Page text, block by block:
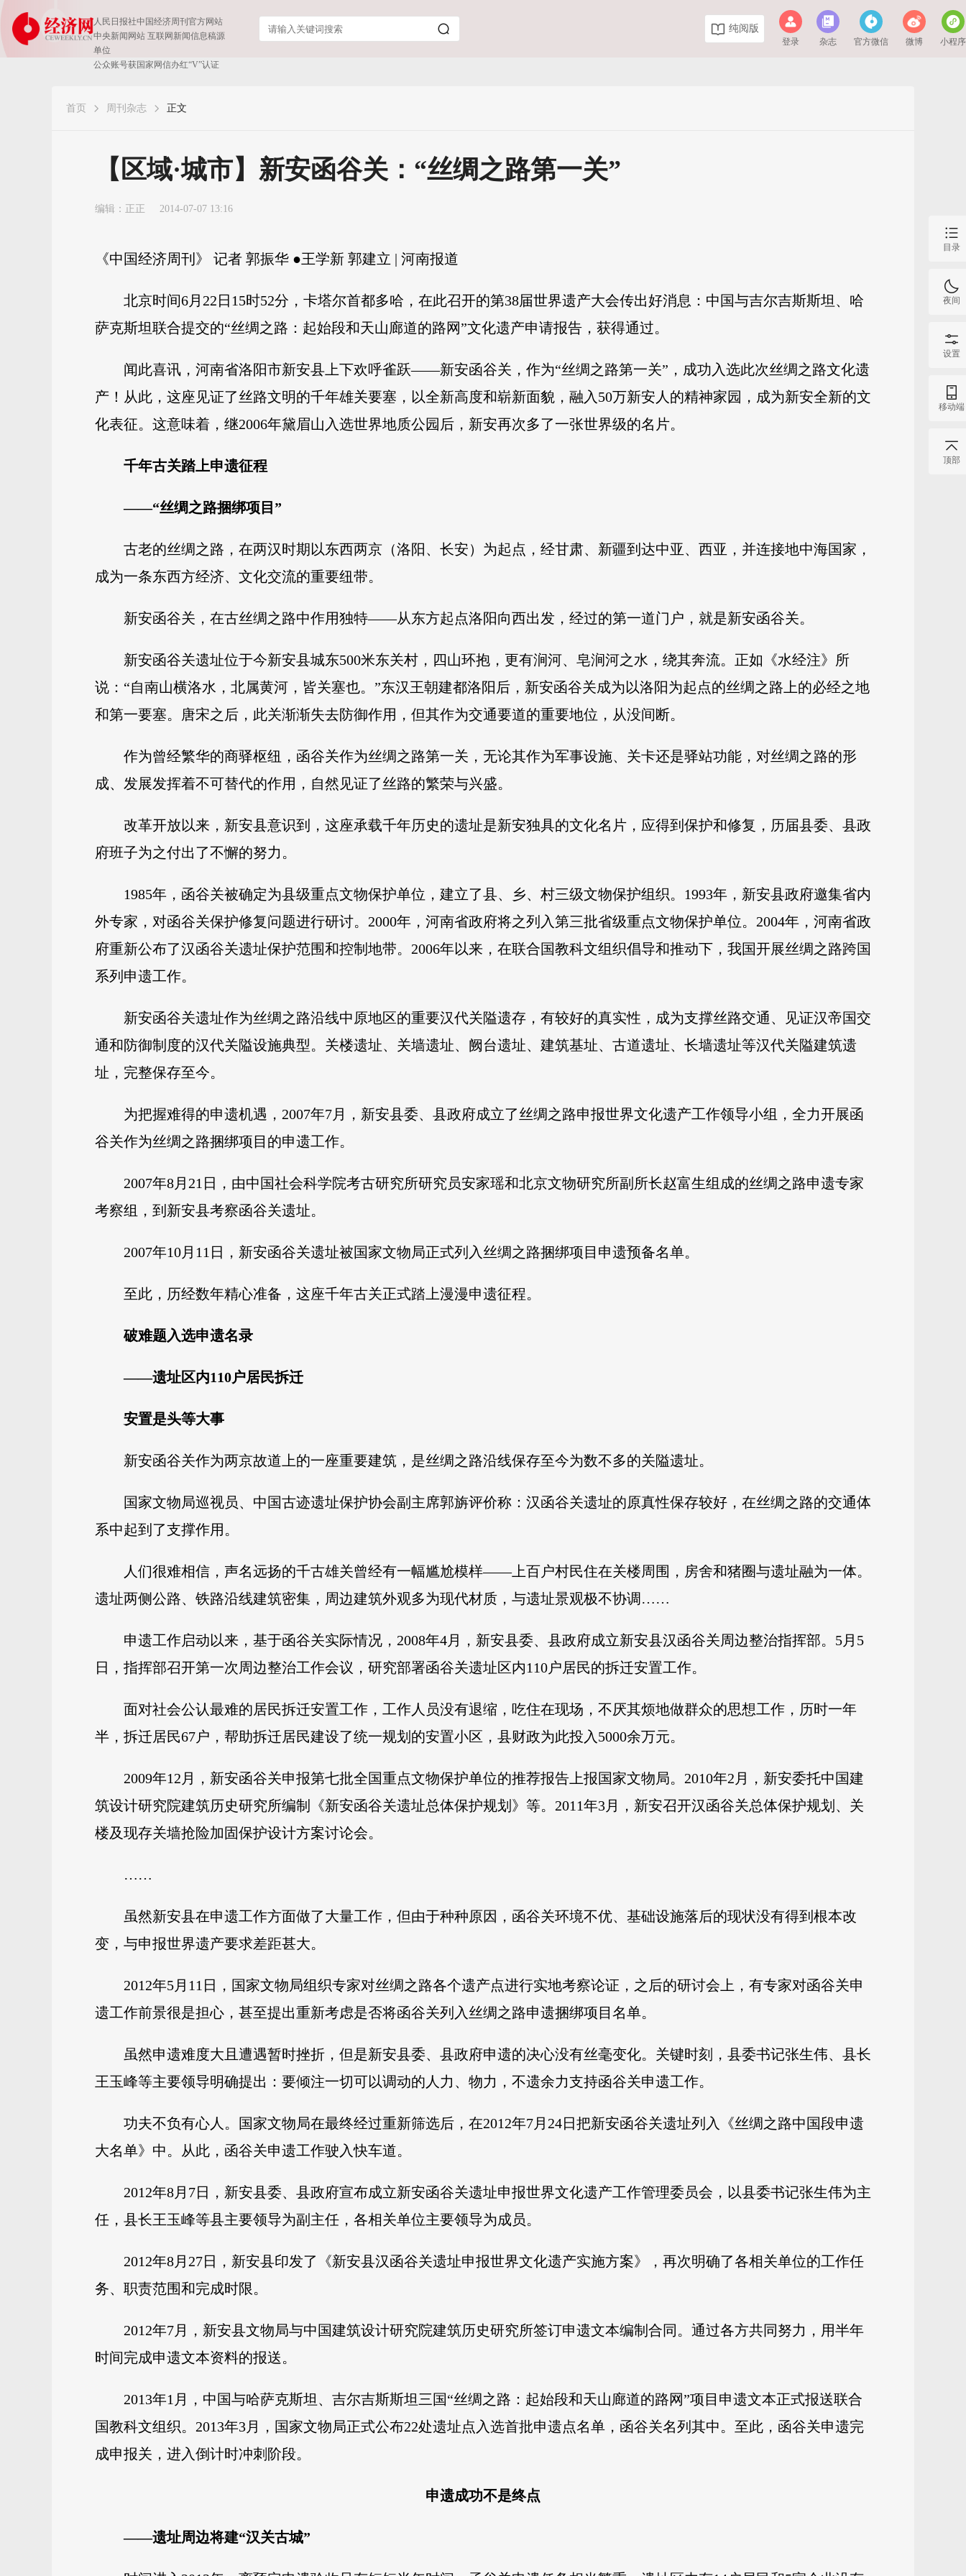
人民日报社中国经济周刊官方网站
中央新闻网站 互联网新闻信息稿源
单位
公众账号获国家网信办红“V”认证
纯阅版
登录 杂志 官方微信 微博 小程序
首页 周刊杂志 正文
【区域·城市】新安函谷关：“丝绸之路第一关”
编辑：正正 2014-07-07 13:16
《中国经济周刊》 记者 郭振华 ●王学新 郭建立 | 河南报道
北京时间6月22日15时52分，卡塔尔首都多哈，在此召开的第38届世界遗产大会传出好消息：中国与吉尔吉斯斯坦、哈
萨克斯坦联合提交的“丝绸之路：起始段和天山廊道的路网”文化遗产申请报告，获得通过。
闻此喜讯，河南省洛阳市新安县上下欢呼雀跃——新安函谷关，作为“丝绸之路第一关”，成功入选此次丝绸之路文化遗
产！从此，这座见证了丝路文明的千年雄关要塞，以全新高度和崭新面貌，融入50万新安人的精神家园，成为新安全新的文
化表征。这意味着，继2006年黛眉山入选世界地质公园后，新安再次多了一张世界级的名片。
千年古关踏上申遗征程
——“丝绸之路捆绑项目”
古老的丝绸之路，在两汉时期以东西两京（洛阳、长安）为起点，经甘肃、新疆到达中亚、西亚，并连接地中海国家，
成为一条东西方经济、文化交流的重要纽带。
新安函谷关，在古丝绸之路中作用独特——从东方起点洛阳向西出发，经过的第一道门户，就是新安函谷关。
新安函谷关遗址位于今新安县城东500米东关村，四山环抱，更有涧河、皂涧河之水，绕其奔流。正如《水经注》所
说：“自南山横洛水，北属黄河，皆关塞也。”东汉王朝建都洛阳后，新安函谷关成为以洛阳为起点的丝绸之路上的必经之地
和第一要塞。唐宋之后，此关渐渐失去防御作用，但其作为交通要道的重要地位，从没间断。
作为曾经繁华的商驿枢纽，函谷关作为丝绸之路第一关，无论其作为军事设施、关卡还是驿站功能，对丝绸之路的形
成、发展发挥着不可替代的作用，自然见证了丝路的繁荣与兴盛。
改革开放以来，新安县意识到，这座承载千年历史的遗址是新安独具的文化名片，应得到保护和修复，历届县委、县政
府班子为之付出了不懈的努力。
1985年，函谷关被确定为县级重点文物保护单位，建立了县、乡、村三级文物保护组织。1993年，新安县政府邀集省内
外专家，对函谷关保护修复问题进行研讨。2000年，河南省政府将之列入第三批省级重点文物保护单位。2004年，河南省政
府重新公布了汉函谷关遗址保护范围和控制地带。2006年以来，在联合国教科文组织倡导和推动下，我国开展丝绸之路跨国
系列申遗工作。
新安函谷关遗址作为丝绸之路沿线中原地区的重要汉代关隘遗存，有较好的真实性，成为支撑丝路交通、见证汉帝国交
通和防御制度的汉代关隘设施典型。关楼遗址、关墙遗址、阙台遗址、建筑基址、古道遗址、长墙遗址等汉代关隘建筑遗
址，完整保存至今。
为把握难得的申遗机遇，2007年7月，新安县委、县政府成立了丝绸之路申报世界文化遗产工作领导小组，全力开展函
谷关作为丝绸之路捆绑项目的申遗工作。
2007年8月21日，由中国社会科学院考古研究所研究员安家瑶和北京文物研究所副所长赵富生组成的丝绸之路申遗专家
考察组，到新安县考察函谷关遗址。
2007年10月11日，新安函谷关遗址被国家文物局正式列入丝绸之路捆绑项目申遗预备名单。
至此，历经数年精心准备，这座千年古关正式踏上漫漫申遗征程。
破难题入选申遗名录
——遗址区内110户居民拆迁
安置是头等大事
新安函谷关作为两京故道上的一座重要建筑，是丝绸之路沿线保存至今为数不多的关隘遗址。
国家文物局巡视员、中国古迹遗址保护协会副主席郭旃评价称：汉函谷关遗址的原真性保存较好，在丝绸之路的交通体
系中起到了支撑作用。
人们很难相信，声名远扬的千古雄关曾经有一幅尴尬模样——上百户村民住在关楼周围，房舍和猪圈与遗址融为一体。
遗址两侧公路、铁路沿线建筑密集，周边建筑外观多为现代材质，与遗址景观极不协调……
申遗工作启动以来，基于函谷关实际情况，2008年4月，新安县委、县政府成立新安县汉函谷关周边整治指挥部。5月5
日，指挥部召开第一次周边整治工作会议，研究部署函谷关遗址区内110户居民的拆迁安置工作。
面对社会公认最难的居民拆迁安置工作，工作人员没有退缩，吃住在现场，不厌其烦地做群众的思想工作，历时一年
半，拆迁居民67户，帮助拆迁居民建设了统一规划的安置小区，县财政为此投入5000余万元。
2009年12月，新安函谷关申报第七批全国重点文物保护单位的推荐报告上报国家文物局。2010年2月，新安委托中国建
筑设计研究院建筑历史研究所编制《新安函谷关遗址总体保护规划》等。2011年3月，新安召开汉函谷关总体保护规划、关
楼及现存关墙抢险加固保护设计方案讨论会。
……
虽然新安县在申遗工作方面做了大量工作，但由于种种原因，函谷关环境不优、基础设施落后的现状没有得到根本改
变，与申报世界遗产要求差距甚大。
2012年5月11日，国家文物局组织专家对丝绸之路各个遗产点进行实地考察论证，之后的研讨会上，有专家对函谷关申
遗工作前景很是担心，甚至提出重新考虑是否将函谷关列入丝绸之路申遗捆绑项目名单。
虽然申遗难度大且遭遇暂时挫折，但是新安县委、县政府申遗的决心没有丝毫变化。关键时刻，县委书记张生伟、县长
王玉峰等主要领导明确提出：要倾注一切可以调动的人力、物力，不遗余力支持函谷关申遗工作。
功夫不负有心人。国家文物局在最终经过重新筛选后，在2012年7月24日把新安函谷关遗址列入《丝绸之路中国段申遗
大名单》中。从此，函谷关申遗工作驶入快车道。
2012年8月7日，新安县委、县政府宣布成立新安函谷关遗址申报世界文化遗产工作管理委员会，以县委书记张生伟为主
任，县长王玉峰等县主要领导为副主任，各相关单位主要领导为成员。
2012年8月27日，新安县印发了《新安县汉函谷关遗址申报世界文化遗产实施方案》，再次明确了各相关单位的工作任
务、职责范围和完成时限。
2012年7月，新安县文物局与中国建筑设计研究院建筑历史研究所签订申遗文本编制合同。通过各方共同努力，用半年
时间完成申遗文本资料的报送。
2013年1月，中国与哈萨克斯坦、吉尔吉斯斯坦三国“丝绸之路：起始段和天山廊道的路网”项目申遗文本正式报送联合
国教科文组织。2013年3月，国家文物局正式公布22处遗址点入选首批申遗点名单，函谷关名列其中。至此，函谷关申遗完
成申报关，进入倒计时冲刺阶段。
申遗成功不是终点
——遗址周边将建“汉关古城”
目录
夜间
设置
移动端
顶部